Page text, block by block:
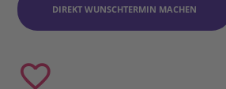
DIREKT WUNSCHTERMIN MACHEN